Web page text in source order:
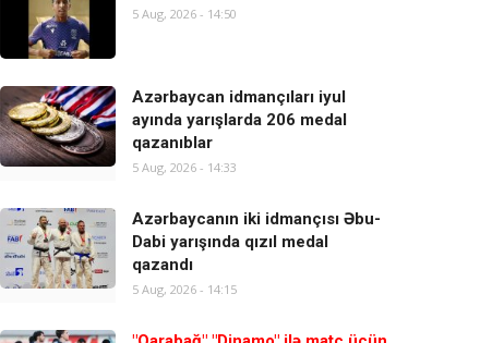
5 Aug, 2026 - 14:50
Azərbaycan idmançıları iyul
ayında yarışlarda 206 medal
qazanıblar
5 Aug, 2026 - 14:33
Azərbaycanın iki idmançısı Əbu-
Dabi yarışında qızıl medal
qazandı
5 Aug, 2026 - 14:15